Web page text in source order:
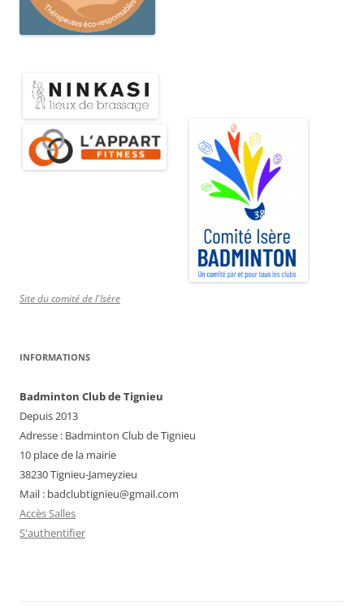
Site du comité de l'Isère
INFORMATIONS
Badminton Club de Tignieu
Depuis 2013
Adresse : Badminton Club de Tignieu
10 place de la mairie
38230 Tignieu-Jameyzieu
Mail : badclubtignieu@gmail.com
Accès Salles
S'authentifier